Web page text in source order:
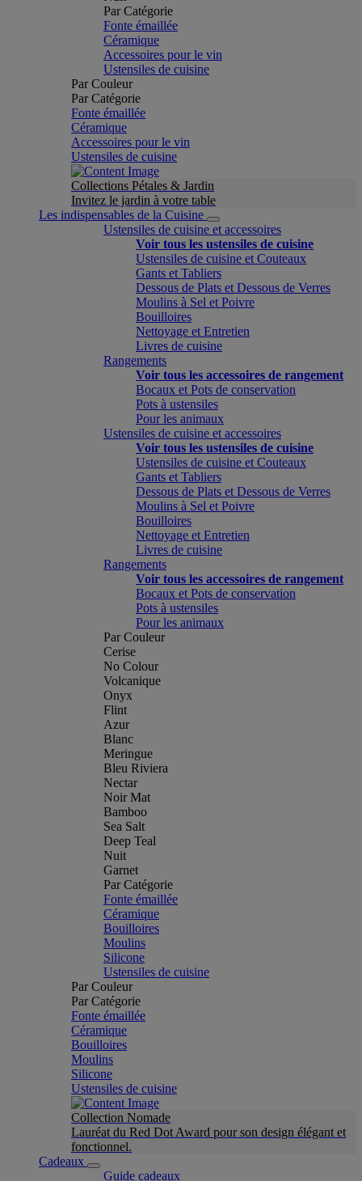
Par Catégorie
Fonte émaillée
Céramique
Accessoires pour le vin
Ustensiles de cuisine
Par Couleur
Par Catégorie
Fonte émaillée
Céramique
Accessoires pour le vin
Ustensiles de cuisine
Collections Pétales & Jardin
Invitez le jardin à votre table
Les indispensables de la Cuisine
Ustensiles de cuisine et accessoires
Voir tous les ustensiles de cuisine
Ustensiles de cuisine et Couteaux
Gants et Tabliers
Dessous de Plats et Dessous de Verres
Moulins à Sel et Poivre
Bouilloires
Nettoyage et Entretien
Livres de cuisine
Rangements
Voir tous les accessoires de rangement
Bocaux et Pots de conservation
Pots à ustensiles
Pour les animaux
Ustensiles de cuisine et accessoires
Voir tous les ustensiles de cuisine
Ustensiles de cuisine et Couteaux
Gants et Tabliers
Dessous de Plats et Dessous de Verres
Moulins à Sel et Poivre
Bouilloires
Nettoyage et Entretien
Livres de cuisine
Rangements
Voir tous les accessoires de rangement
Bocaux et Pots de conservation
Pots à ustensiles
Pour les animaux
Par Couleur
Cerise
No Colour
Volcanique
Onyx
Flint
Azur
Blanc
Meringue
Bleu Riviera
Nectar
Noir Mat
Bamboo
Sea Salt
Deep Teal
Nuit
Garnet
Par Catégorie
Fonte émaillée
Céramique
Bouilloires
Moulins
Silicone
Ustensiles de cuisine
Par Couleur
Par Catégorie
Fonte émaillée
Céramique
Bouilloires
Moulins
Silicone
Ustensiles de cuisine
Collection Nomade
Lauréat du Red Dot Award pour son design élégant et
fonctionnel.
Cadeaux
Guide cadeaux